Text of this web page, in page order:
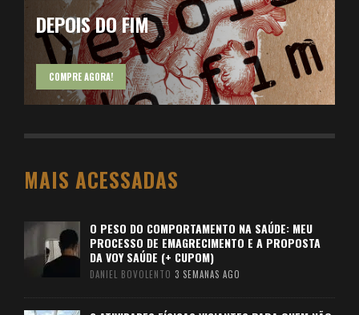
DEPOIS DO FIM
COMPRE AGORA!
MAIS ACESSADAS
O PESO DO COMPORTAMENTO NA SAÚDE: MEU
PROCESSO DE EMAGRECIMENTO E A PROPOSTA
DA VOY SAÚDE (+ CUPOM)
DANIEL BOVOLENTO 3 SEMANAS AGO